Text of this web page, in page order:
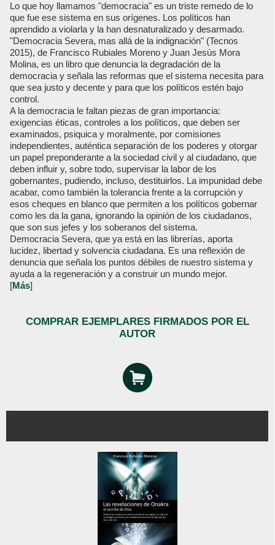
Lo que hoy llamamos "democracia" es un triste remedo de lo
que fue ese sistema en sus orígenes. Los políticos han
aprendido a violarla y la han desnaturalizado y desarmado.
"Democracia Severa, mas allá de la indignación" (Tecnos
2015), de Francisco Rubiales Moreno y Juan Jesús Mora
Molina, es un libro que denuncia la degradación de la
democracia y señala las reformas que el sistema necesita para
que sea justo y decente y para que los políticos estén bajo
control.
A la democracia le faltan piezas de gran importancia:
exigencias éticas, controles a los políticos, que deben ser
examinados, psiquica y moralmente, por comisiones
independientes, auténtica separación de los poderes y otorgar
un papel preponderante a la sociedad civil y al ciudadano, que
deben influir y, sobre todo, supervisar la labor de los
gobernantes, pudiendo, incluso, destituirlos. La impunidad debe
acabar, como también la tolerancia frente a la corrupción y
esos cheques en blanco que permiten a los políticos gobernar
como les da la gana, ignorando la opinión de los ciudadanos,
que son sus jefes y los soberanos del sistema.
Democracia Severa, que ya está en las librerías, aporta
lucidez, libertad y solvencia ciudadana. Es una reflexión de
denuncia que señala los puntos débiles de nuestro sistema y
ayuda a la regeneración y a construir un mundo mejor.
[Más]
COMPRAR EJEMPLARES FIRMADOS POR EL
AUTOR